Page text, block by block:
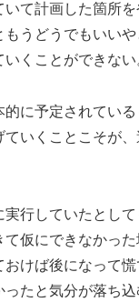
いて計画した箇所
もうどうでもいい
くことができない
に予定されてい
ていくことこそが
実行していたとし
て仮にできなかっ
おけば後になって
ったと気分が落ち